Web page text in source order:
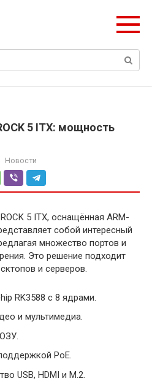
5 ITX: мощность
Новости
5 ITX, оснащённая ARM-
собой интересный
множество портов и
Это решение подходит
и серверов.
RK3588 с 8 ядрами.
и мультимедиа.
PoE.
USB, HDMI и M.2.